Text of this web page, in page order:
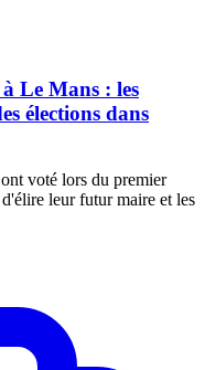
Le Mans : les
élections dans
voté lors du premier
leur futur maire et les